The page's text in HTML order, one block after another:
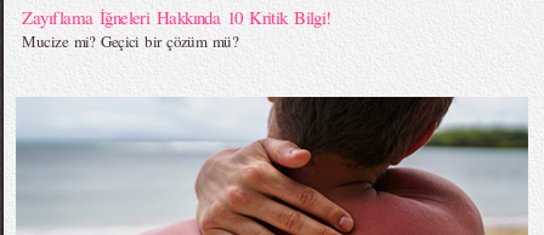
Zayıflama İğneleri Hakkında 10 Kritik Bilgi!
Mucize mi? Geçici bir çözüm mü?